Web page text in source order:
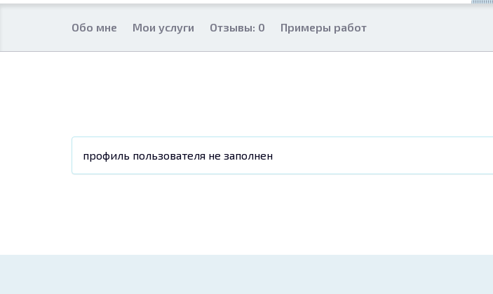
Обо мне Мои услуги Отзывы: 0 Примеры работ
профиль пользователя не заполнен